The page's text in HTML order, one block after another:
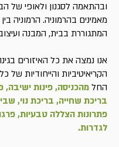
ובהתאמה לסגנון ולאופי של
מאמינים בהרמוניה. הרמוניה
המתגוררת בבית, המבנה
אנו נמצה את כל האיזורים
הקריאיטיביות והייחודיות
החל מהכניסה, פינות ישיבה,
בריכת שחייה, בריכת נוי,
פתרונות הצללה טבעיות,
לגדרות.